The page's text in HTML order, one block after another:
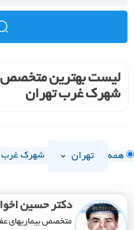
لیست بهترین
شهرک غرب تهران
همه تهران شهرک غرب
دکتر حسین
متخصص بیماریهای